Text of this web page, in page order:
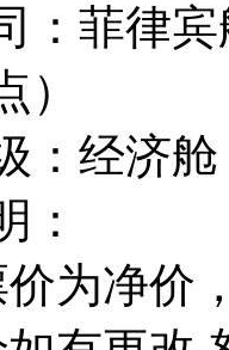
：菲律
）
：经济舱
：
价为净价